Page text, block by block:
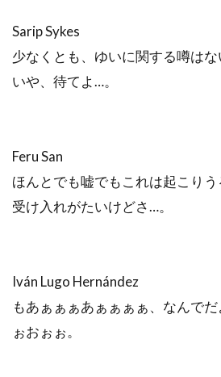
Sarip Sykes
少なくとも、ゆいに関する噂はな
いや、待てよ…。
Feru San
ほんとでも嘘でもこれは起こりう
受け入れがたいけどさ…。
Iván Lugo Hernández
もあぁぁぁあぁぁぁぁ、なんで
ぉおぉぉ。